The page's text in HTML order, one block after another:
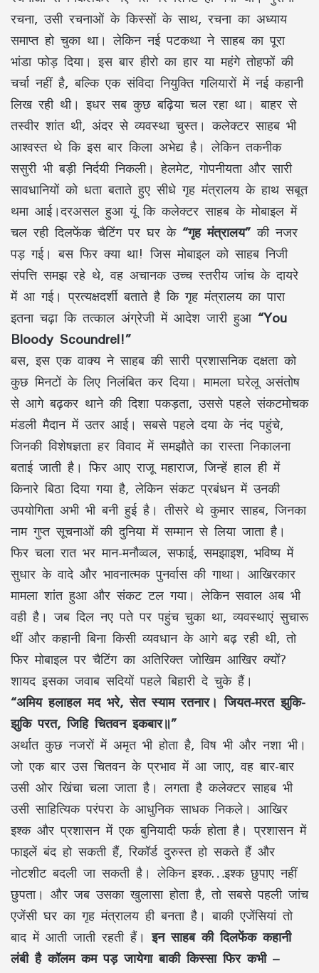
रचना, उसी रचनाओं के किस्सों के साथ, रचना का अध्याय
समाप्त हो चुका था। लेकिन नई पटकथा ने साहब का पूरा
भांडा फोड़ दिया। इस बार हीरो का हार या महंगे तोहफों की
चर्चा नहीं है, बल्कि एक संविदा नियुक्ति गलियारों में नई कहानी
लिख रही थी। इधर सब कुछ बढ़िया चल रहा था। बाहर से
तस्वीर शांत थी, अंदर से व्यवस्था चुस्त। कलेक्टर साहब भी
आश्वस्त थे कि इस बार किला अभेद्य है। लेकिन तकनीक
ससुरी भी बड़ी निर्दयी निकली। हेलमेट, गोपनीयता और सारी
सावधानियों को धता बताते हुए सीधे गृह मंत्रालय के हाथ सबूत
थमा आई।दरअसल हुआ यूं कि कलेक्टर साहब के मोबाइल में
चल रही दिलफेंक चैटिंग पर घर के “गृह मंत्रालय” की नजर
पड़ गई। बस फिर क्या था! जिस मोबाइल को साहब निजी
संपत्ति समझ रहे थे, वह अचानक उच्च स्तरीय जांच के दायरे
में आ गई। प्रत्यक्षदर्शी बताते है कि गृह मंत्रालय का पारा
इतना चढ़ा कि तत्काल अंग्रेजी में आदेश जारी हुआ “You
Bloody Scoundrel!”
बस, इस एक वाक्य ने साहब की सारी प्रशासनिक दक्षता को
कुछ मिनटों के लिए निलंबित कर दिया। मामला घरेलू असंतोष
से आगे बढ़कर थाने की दिशा पकड़ता, उससे पहले संकटमोचक
मंडली मैदान में उतर आई। सबसे पहले दया के नंद पहुंचे,
जिनकी विशेषज्ञता हर विवाद में समझौते का रास्ता निकालना
बताई जाती है। फिर आए राजू महाराज, जिन्हें हाल ही में
किनारे बिठा दिया गया है, लेकिन संकट प्रबंधन में उनकी
उपयोगिता अभी भी बनी हुई है। तीसरे थे कुमार साहब, जिनका
नाम गुप्त सूचनाओं की दुनिया में सम्मान से लिया जाता है।
फिर चला रात भर मान-मनौव्वल, सफाई, समझाइश, भविष्य में
सुधार के वादे और भावनात्मक पुनर्वास की गाथा। आखिरकार
मामला शांत हुआ और संकट टल गया। लेकिन सवाल अब भी
वही है। जब दिल नए पते पर पहुंच चुका था, व्यवस्थाएं सुचारू
थीं और कहानी बिना किसी व्यवधान के आगे बढ़ रही थी, तो
फिर मोबाइल पर चैटिंग का अतिरिक्त जोखिम आखिर क्यों?
शायद इसका जवाब सदियों पहले बिहारी दे चुके हैं।
“अमिय हलाहल मद भरे, सेत स्याम रतनार। जियत-मरत झुकि-
झुकि परत, जिहि चितवन इकबार॥”
अर्थात कुछ नजरों में अमृत भी होता है, विष भी और नशा भी।
जो एक बार उस चितवन के प्रभाव में आ जाए, वह बार-बार
उसी ओर खिंचा चला जाता है। लगता है कलेक्टर साहब भी
उसी साहित्यिक परंपरा के आधुनिक साधक निकले। आखिर
इश्क और प्रशासन में एक बुनियादी फर्क होता है। प्रशासन में
फाइलें बंद हो सकती हैं, रिकॉर्ड दुरुस्त हो सकते हैं और
नोटशीट बदली जा सकती है। लेकिन इश्क…इश्क छुपाए नहीं
छुपता। और जब उसका खुलासा होता है, तो सबसे पहली जांच
एजेंसी घर का गृह मंत्रालय ही बनता है। बाकी एजेंसियां तो
बाद में आती जाती रहती हैं।इन साहब की दिलफेंक कहानी
लंबी है कॉलम कम पड़ जायेगा बाकी किस्सा फिर कभी –